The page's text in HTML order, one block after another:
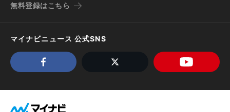
無料登録はこちら
マイナビニュース 公式SNS